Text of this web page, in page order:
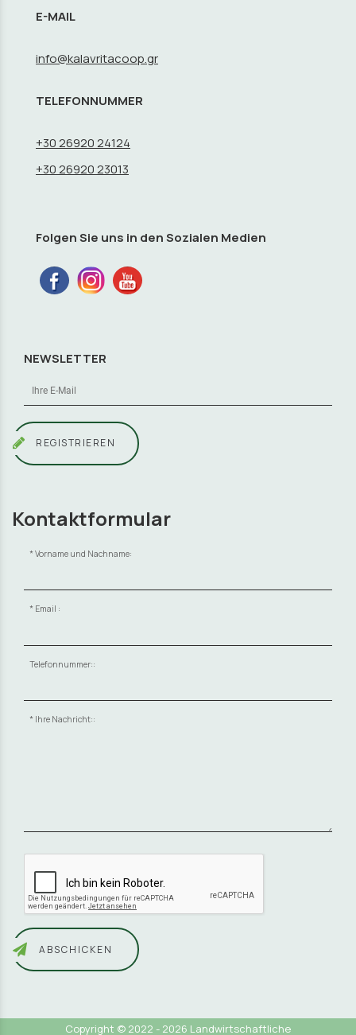
E-MAIL
info@kalavritacoop.gr
TELEFONNUMMER
+30 26920 24124
+30 26920 23013
Folgen Sie uns in den Sozialen Medien
NEWSLETTER
REGISTRIEREN
Kontaktformular
Vorname und Nachname:
Email :
Telefonnummer::
Ihre Nachricht::
ABSCHICKEN
Copyright © 2022 - 2026 Landwirtschaftliche